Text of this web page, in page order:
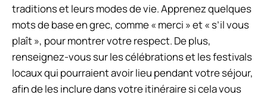
traditions et leurs modes de vie. Apprenez quelques
mots de base en grec, comme « merci » et « s’il vous
plaît », pour montrer votre respect. De plus,
renseignez-vous sur les célébrations et les festivals
locaux qui pourraient avoir lieu pendant votre séjour,
afin de les inclure dans votre itinéraire si cela vous